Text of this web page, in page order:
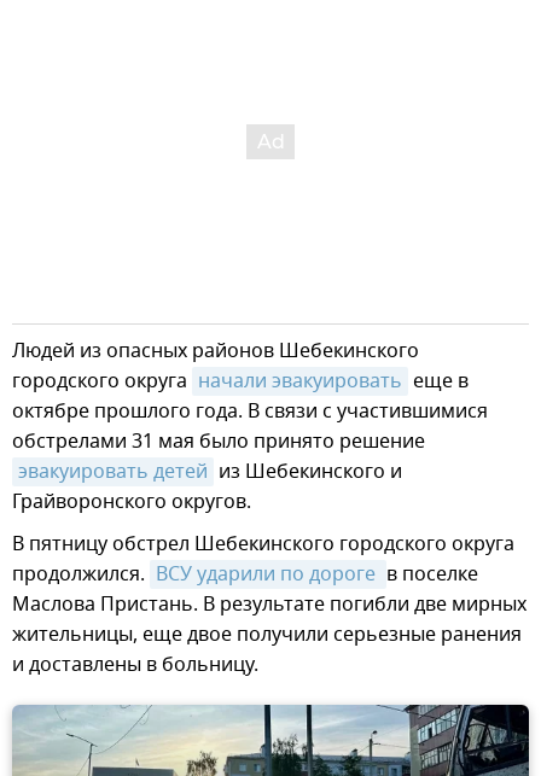
Людей из опасных районов Шебекинского
городского округа начали эвакуировать еще в
октябре прошлого года. В связи с участившимися
обстрелами 31 мая было принято решение
эвакуировать детей из Шебекинского и
Грайворонского округов.
В пятницу обстрел Шебекинского городского округа
продолжился. ВСУ ударили по дороге в поселке
Маслова Пристань. В результате погибли две мирных
жительницы, еще двое получили серьезные ранения
и доставлены в больницу.